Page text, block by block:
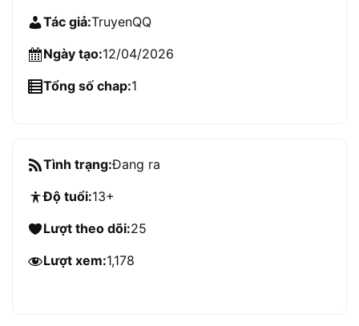
Tác giả:TruyenQQ
Ngày tạo:12/04/2026
Tổng số chap:1
Tình trạng:Đang ra
Độ tuổi:13+
Lượt theo dõi:25
Lượt xem:1,178